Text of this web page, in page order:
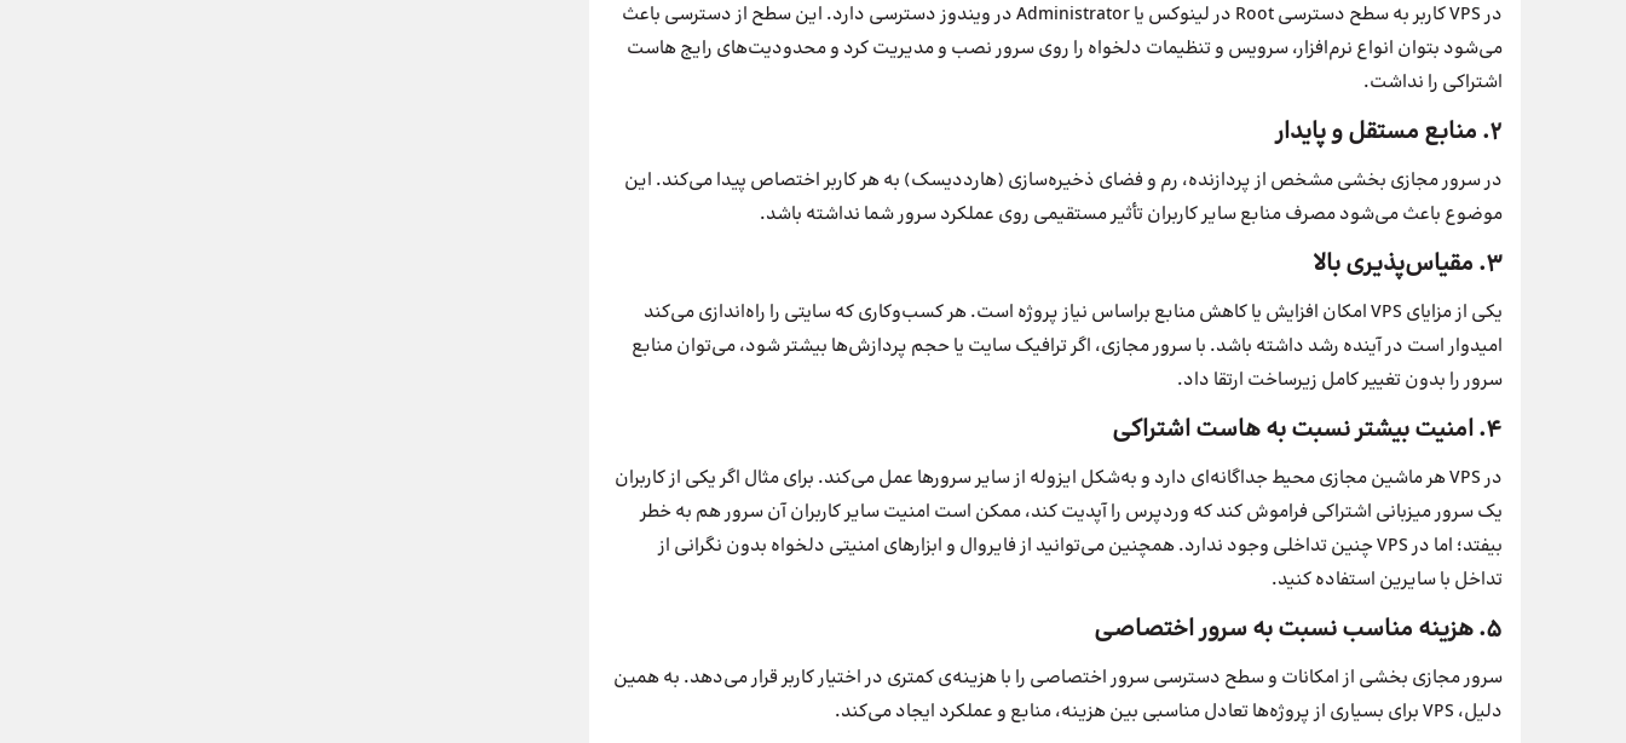
در VPS کاربر به سطح دسترسی Root در لینوکس یا Administrator در ویندوز دسترسی دارد. این سطح از دسترسی باعث
می‌شود بتوان انواع نرم‌افزار، سرویس و تنظیمات دلخواه را روی سرور نصب و مدیریت کرد و محدودیت‌های رایج هاست
اشتراکی را نداشت.
۲. منابع مستقل و پایدار
در سرور مجازی بخشی مشخص از پردازنده، رم و فضای ذخیره‌سازی (هارددیسک) به هر کاربر اختصاص پیدا می‌کند. این
موضوع باعث می‌شود مصرف منابع سایر کاربران تأثیر مستقیمی روی عملکرد سرور شما نداشته باشد.
۳. مقیاس‌پذیری بالا
یکی از مزایای VPS امکان افزایش یا کاهش منابع براساس نیاز پروژه است. هر کسب‌وکاری که سایتی را راه‌اندازی می‌کند
امیدوار است در آینده رشد داشته باشد. با سرور مجازی، اگر ترافیک سایت یا حجم پردازش‌ها بیشتر شود، می‌توان منابع
سرور را بدون تغییر کامل زیرساخت ارتقا داد.
۴. امنیت بیشتر نسبت به هاست اشتراکی
در VPS هر ماشین مجازی محیط جداگانه‌ای دارد و به‌شکل ایزوله از سایر سرورها عمل می‌کند. برای مثال اگر یکی از کاربران
یک سرور میزبانی اشتراکی فراموش کند که وردپرس را آپدیت کند، ممکن است امنیت سایر کاربران آن سرور هم به خطر
بیفتد؛ اما در VPS چنین تداخلی وجود ندارد. همچنین می‌توانید از فایروال و ابزارهای امنیتی دلخواه بدون نگرانی از
تداخل با سایرین استفاده کنید.
۵. هزینه مناسب نسبت به سرور اختصاصی
سرور مجازی بخشی از امکانات و سطح دسترسی سرور اختصاصی را با هزینه‌ی کمتری در اختیار کاربر قرار می‌دهد. به همین
دلیل، VPS برای بسیاری از پروژه‌ها تعادل مناسبی بین هزینه، منابع و عملکرد ایجاد می‌کند.